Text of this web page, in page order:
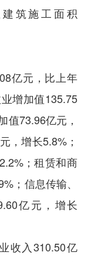
筑施工面积
亿元，比上年
增加值135.75
值73.96亿元，
，增长5.8%；
；租赁和商
；信息传输、
亿元，增长
入310.50亿